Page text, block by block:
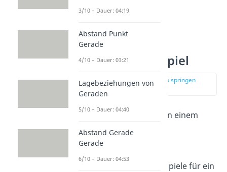
Kreisdiagramm
erstellen — Beispiel
zur Stelle im Video springen
(01:09)
Schau dir hier nochmal an einem
Beispielan, wie du ein
Kreisdiagramm erstellst.
Eines der häufigsten Beispiele für ein
3/10 – Dauer: 04:19
Abstand Punkt
Gerade
4/10 – Dauer: 03:21
Lagebeziehungen von
Geraden
5/10 – Dauer: 04:40
Abstand Gerade
Gerade
6/10 – Dauer: 04:53